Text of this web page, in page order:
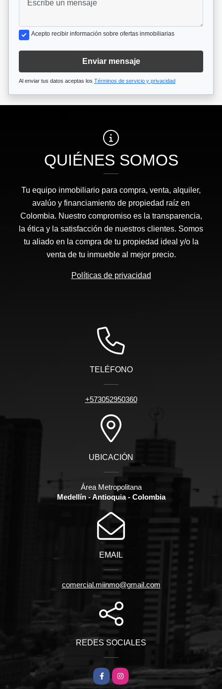
Acepto recibir información sobre ofertas inmobiliarias
Enviar mensaje
Al enviar tus datos aceptas los Términos de servicio y privacidad
QUIÉNES SOMOS
Tu equipo inmobiliario para compra, venta, alquiler,
avalúo y financiamiento de propiedad raíz en
Colombia. Nuestro compromiso es la transparencia,
la ética y la satisfacción de nuestros clientes. Somos
tu aliado en la compra de tu propiedad ideal y/o la
venta de tu inmueble al mejor precio.
Políticas de privacidad
TELÉFONO
+573052950360
UBICACIÓN
Área Metropolitana
Medellín - Antioquia - Colombia
EMAIL
comercial.miinmo@gmail.com
REDES SOCIALES
FacebookInstagram